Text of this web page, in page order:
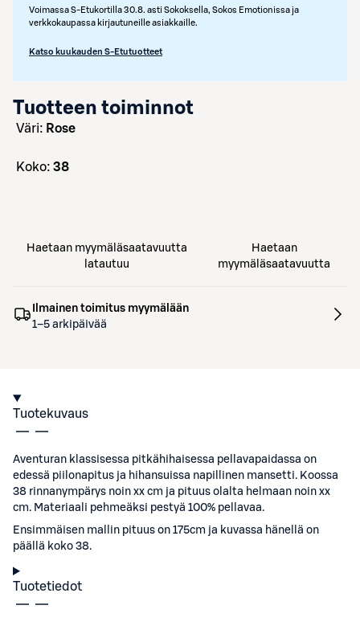
Voimassa S-Etukortilla 30.8. asti Sokoksella, Sokos Emotionissa ja
verkkokaupassa kirjautuneille asiakkaille.
Katso kuukauden S-Etutuotteet
Tuotteen toiminnot
väri: Rose
koko: 38
Haetaan myymäläsaatavuutta
latautuu
Haetaan
myymäläsaatavuutta
Ilmainen toimitus myymälään
1–5 arkipäivää
Tuotekuvaus
Aventuran klassisessa pitkähihaisessa pellavapaidassa on
edessä piilonapitus ja hihansuissa napillinen mansetti. Koossa
38 rinnanympärys noin xx cm ja pituus olalta helmaan noin xx
cm. Materiaali pehmeäksi pestyä 100% pellavaa.
Ensimmäisen mallin pituus on 175cm ja kuvassa hänellä on
päällä koko 38.
Tuotetiedot